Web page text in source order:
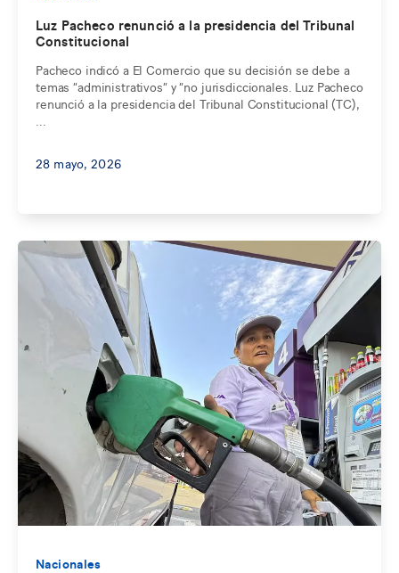
Luz Pacheco renunció a la presidencia del Tribunal
Constitucional
Pacheco indicó a El Comercio que su decisión se debe a
temas “administrativos” y “no jurisdiccionales. Luz Pacheco
renunció a la presidencia del Tribunal Constitucional (TC),
28 mayo, 2026
Nacionales